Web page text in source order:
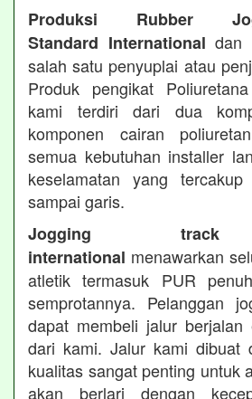
Produksi Rubber
Standard International dan
salah satu penyuplai atau
Produk pengikat
kami terdiri dari dua
komponen cairan
semua kebutuhan installer
keselamatan yang
sampai garis.
Jogging track
international menawarkan
atletik termasuk PUR
semprotannya. Pelanggan
dapat membeli jalur
dari kami. Jalur kami dibuat
kualitas sangat penting untuk
akan berlari dengan